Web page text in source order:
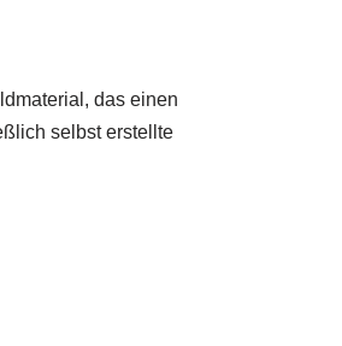
das einen
selbst erstellte